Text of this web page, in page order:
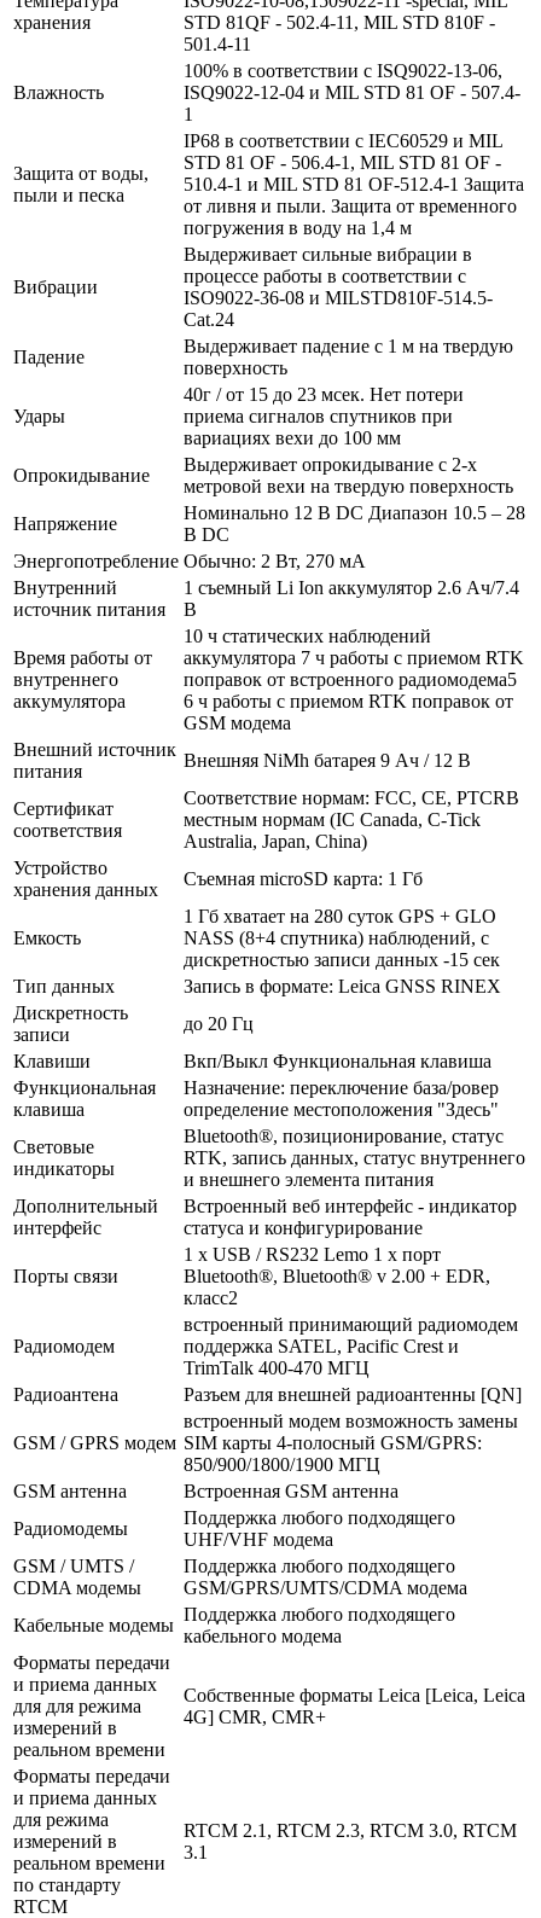
хранения
STD 81QF - 502.4-11, MIL STD 810F -
501.4-11
Влажность
100% в соответствии c ISQ9022-13-06,
ISQ9022-12-04 и MIL STD 81 OF - 507.4-
1
Защита от воды,
пыли и песка
IP68 в соответствии с IEC60529 и MIL
STD 81 OF - 506.4-1, MIL STD 81 OF -
510.4-1 и MIL STD 81 OF-512.4-1 Защита
от ливня и пыли. Защита от временного
погружения в воду на 1,4 м
Вибрации
Выдерживает сильные вибрации в
процессе работы в соответствии с
ISO9022-36-08 и MILSTD810F-514.5-
Cat.24
Падение
Выдерживает падение с 1 м на твердую
поверхность
Удары
40г / от 15 до 23 мсек. Нет потери
приема сигналов спутников при
вариациях вехи до 100 мм
Опрокидывание
Выдерживает опрокидывание с 2-х
метровой вехи на твердую поверхность
Напряжение
Номинально 12 В DC Диапазон 10.5 – 28
В DC
Энергопотребление Обычно: 2 Вт, 270 мА
Внутренний
источник питания
1 съемный Li Ion аккумулятор 2.6 Ач/7.4
В
Время работы от
внутреннего
аккумулятора
10 ч статических наблюдений
аккумулятора 7 ч работы с приемом RTK
поправок от встроенного радиомодема5
6 ч работы с приемом RTK поправок от
GSM модема
Внешний источник
питания
Внешняя NiMh батарея 9 Ач / 12 В
Сертификат
соответствия
Соответствие нормам: FCC, СЕ, PTCRB
местным нормам (IC Canada, С-Tick
Australia, Japan, China)
Устройство
хранения данных
Съемная microSD карта: 1 Гб
Емкость
1 Гб хватает на 280 суток GPS + GLO
NASS (8+4 спутника) наблюдений, с
дискретностью записи данных -15 сек
Тип данных
Запись в формате: Leica GNSS RINEX
Дискретность
записи
до 20 Гц
Клавиши
Вкп/Выкл Функциональная клавиша
Функциональная
клавиша
Назначение: переключение база/ровер
определение местоположения "Здесь"
Световые
индикаторы
Bluetooth®, позиционирование, статус
RTK, запись данных, статус внутреннего
и внешнего элемента питания
Дополнительный
интерфейс
Встроенный веб интерфейс - индикатор
статуса и конфигурирование
Порты связи
1 x USB / RS232 Lemo 1 x порт
Bluetooth®, Bluetooth® v 2.00 + EDR,
класс2
Радиомодем
встроенный принимающий радиомодем
поддержка SATEL, Pacific Crest и
TrimTalk 400-470 МГЦ
Радиоантена
Разъем для внешней радиоантенны [QN]
GSM / GPRS модем
встроенный модем возможность замены
SIM карты 4-полосный GSM/GPRS:
850/900/1800/1900 МГЦ
GSM антенна
Встроенная GSM антенна
Радиомодемы
Поддержка любого подходящего
UHF/VHF модема
GSM / UMTS /
CDMA модемы
Поддержка любого подходящего
GSM/GPRS/UMTS/CDMA модема
Кабельные модемы
Поддержка любого подходящего
кабельного модема
Форматы передачи
и приема данных
для для режима
измерений в
реальном времени
Собственные форматы Leica [Leica, Leica
4G] CMR, CMR+
Форматы передачи
и приема данных
для режима
измерений в
реальном времени
по стандарту
RTCM
RTCM 2.1, RTCM 2.3, RTCM 3.0, RTCM
3.1